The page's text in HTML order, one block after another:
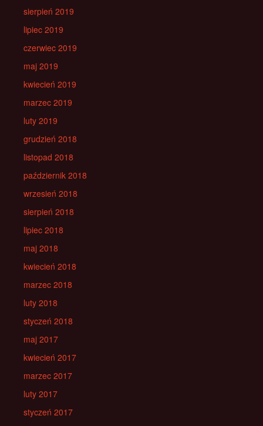
sierpień 2019
lipiec 2019
czerwiec 2019
maj 2019
kwiecień 2019
marzec 2019
luty 2019
grudzień 2018
listopad 2018
październik 2018
wrzesień 2018
sierpień 2018
lipiec 2018
maj 2018
kwiecień 2018
marzec 2018
luty 2018
styczeń 2018
maj 2017
kwiecień 2017
marzec 2017
luty 2017
styczeń 2017